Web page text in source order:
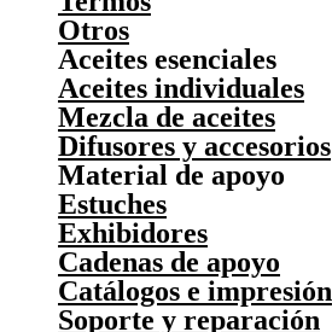
Otros
Aceites esenciales
Aceites individuales
Mezcla de aceites
Difusores y accesorios
Material de apoyo
Estuches
Exhibidores
Cadenas de apoyo
Catálogos e impresión
Soporte y reparación